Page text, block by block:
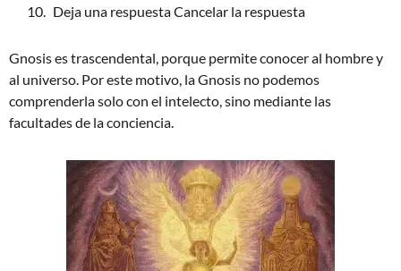
Deja una respuesta Cancelar la respuesta
Gnosis es trascendental, porque permite conocer al hombre y
al universo. Por este motivo, la Gnosis no podemos
comprenderla solo con el intelecto, sino mediante las
facultades de la conciencia.